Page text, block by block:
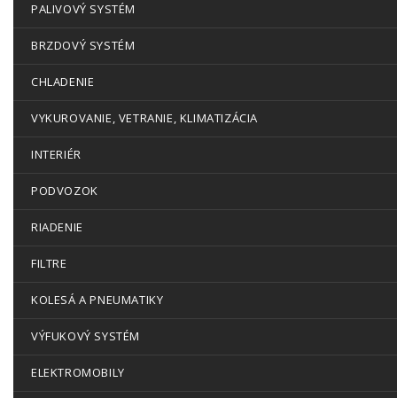
PALIVOVÝ SYSTÉM
BRZDOVÝ SYSTÉM
CHLADENIE
VYKUROVANIE, VETRANIE, KLIMATIZÁCIA
INTERIÉR
PODVOZOK
RIADENIE
FILTRE
KOLESÁ A PNEUMATIKY
VÝFUKOVÝ SYSTÉM
ELEKTROMOBILY